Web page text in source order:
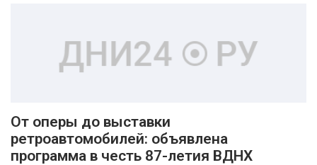
От оперы до выставки
ретроавтомобилей: объявлена
программа в честь 87-летия ВДНХ